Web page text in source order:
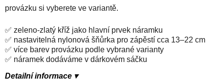
provázku si vyberete ve variantě.
✅ zeleno-zlatý kříž jako hlavní prvek náramku
✅ nastavitelná nylonová šňůrka pro zápěstí cca 13–22 cm
✅ více barev provázku podle vybrané varianty
✅ náramek dodáváme v dárkovém sáčku
Detailní informace ▾